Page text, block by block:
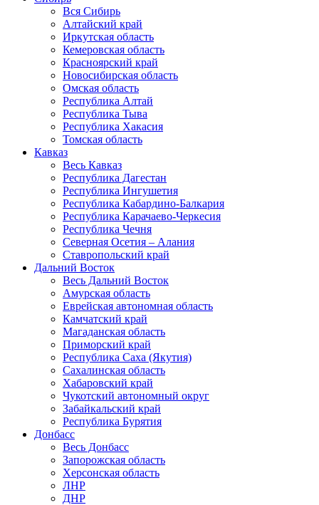
Вся Сибирь
Алтайский край
Иркутская область
Кемеровская область
Красноярский край
Новосибирская область
Омская область
Республика Алтай
Республика Тыва
Республика Хакасия
Томская область
Кавказ
Весь Кавказ
Республика Дагестан
Республика Ингушетия
Республика Кабардино-Балкария
Республика Карачаево-Черкесия
Республика Чечня
Северная Осетия – Алания
Ставропольский край
Дальний Восток
Весь Дальний Восток
Амурская область
Еврейская автономная область
Камчатский край
Магаданская область
Приморский край
Республика Саха (Якутия)
Сахалинская область
Хабаровский край
Чукотский автономный округ
Забайкальский край
Республика Бурятия
Донбасс
Весь Донбасс
Запорожская область
Херсонская область
ЛНР
ДНР